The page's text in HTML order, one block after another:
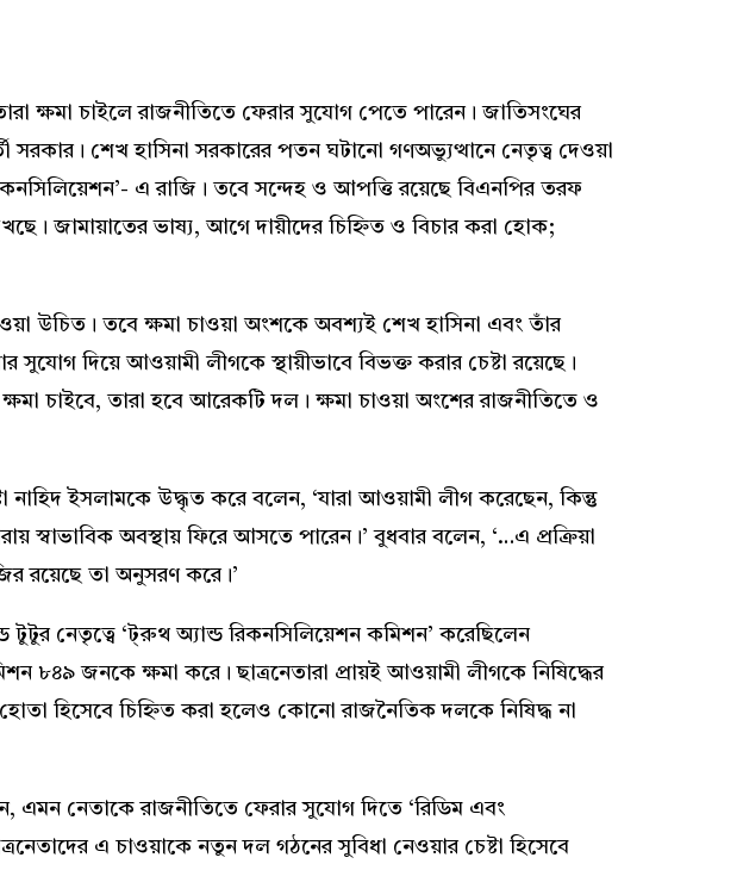
ক্ষমা চাইলে রাজনীতিতে ফেরার সুযোগ পেতে পারেন। জাতিসংঘের
সরকার। শেখ হাসিনা সরকারের পতন ঘটানো গণঅভ্যুত্থানে নেতৃত্ব দেওয়া
এ রাজি। তবে সন্দেহ ও আপত্তি রয়েছে বিএনপির তরফ
জামায়াতের ভাষ্য, আগে দায়ীদের চিহ্নিত ও বিচার করা হোক;
উচিত। তবে ক্ষমা চাওয়া অংশকে অবশ্যই শেখ হাসিনা এবং তাঁর
দিয়ে আওয়ামী লীগকে স্থায়ীভাবে বিভক্ত করার চেষ্টা রয়েছে।
চাইবে, তারা হবে আরেকটি দল। ক্ষমা চাওয়া অংশের রাজনীতিতে ও
নাহিদ ইসলামকে উদ্ধৃত করে বলেন, ‘যারা আওয়ামী লীগ করেছেন, কিন্তু
স্বাভাবিক অবস্থায় ফিরে আসতে পারেন।’ বুধবার বলেন, ‘…এ প্রক্রিয়া
রয়েছে তা অনুসরণ করে।’
নেতৃত্বে ‘ট্‌রুথ অ্যান্ড রিকনসিলিয়েশন কমিশন’ করেছিলেন
৮৪৯ জনকে ক্ষমা করে। ছাত্রনেতারা প্রায়ই আওয়ামী লীগকে নিষিদ্ধের
হিসেবে চিহ্নিত করা হলেও কোনো রাজনৈতিক দলকে নিষিদ্ধ না
এমন নেতাকে রাজনীতিতে ফেরার সুযোগ দিতে ‘রিডিম এবং
এ চাওয়াকে নতুন দল গঠনের সুবিধা নেওয়ার চেষ্টা হিসেবে